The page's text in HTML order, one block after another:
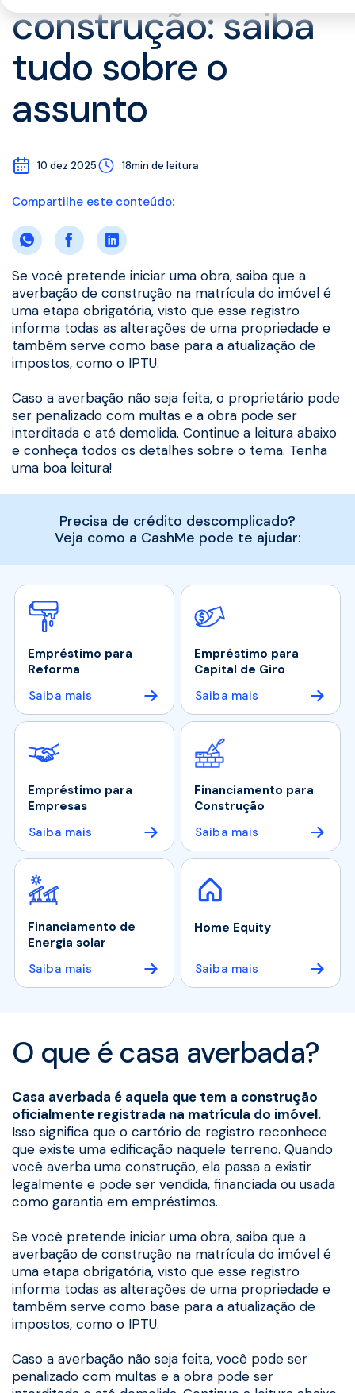
construção: saiba
tudo sobre o
assunto
10 dez 2025 18min de leitura
Se você pretende iniciar uma obra, saiba que a
averbação de construção na matrícula do imóvel é
uma etapa obrigatória, visto que esse registro
informa todas as alterações de uma propriedade e
também serve como base para a atualização de
impostos, como o IPTU.
Caso a averbação não seja feita, o proprietário pode
ser penalizado com multas e a obra pode ser
interditada e até demolida. Continue a leitura abaixo
e conheça todos os detalhes sobre o tema. Tenha
uma boa leitura!
Precisa de crédito descomplicado?
Veja como a CashMe pode te ajudar:
Empréstimo para
Reforma
Saiba mais
Empréstimo para
Capital de Giro
Saiba mais
Empréstimo para
Empresas
Saiba mais
Financiamento para
Construção
Saiba mais
Financiamento de
Energia solar
Saiba mais
Home Equity
Saiba mais
O que é casa averbada?
Casa averbada é aquela que tem a construção
oficialmente registrada na matrícula do imóvel.
Isso significa que o cartório de registro reconhece
que existe uma edificação naquele terreno. Quando
você averba uma construção, ela passa a existir
legalmente e pode ser vendida, financiada ou usada
como garantia em empréstimos.
Se você pretende iniciar uma obra, saiba que a
averbação de construção na matrícula do imóvel é
uma etapa obrigatória, visto que esse registro
informa todas as alterações de uma propriedade e
também serve como base para a atualização de
impostos, como o IPTU.
Caso a averbação não seja feita, você pode ser
penalizado com multas e a obra pode ser
Compartilhe este conteúdo: